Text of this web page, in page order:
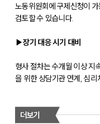
노동위원회에 구제신청이
검토할 수 있습니다.
▶장기 대응 시기 대비
형사 절차는 수개월 이상 지
을 위한 상담기관 연계, 심리
더보기